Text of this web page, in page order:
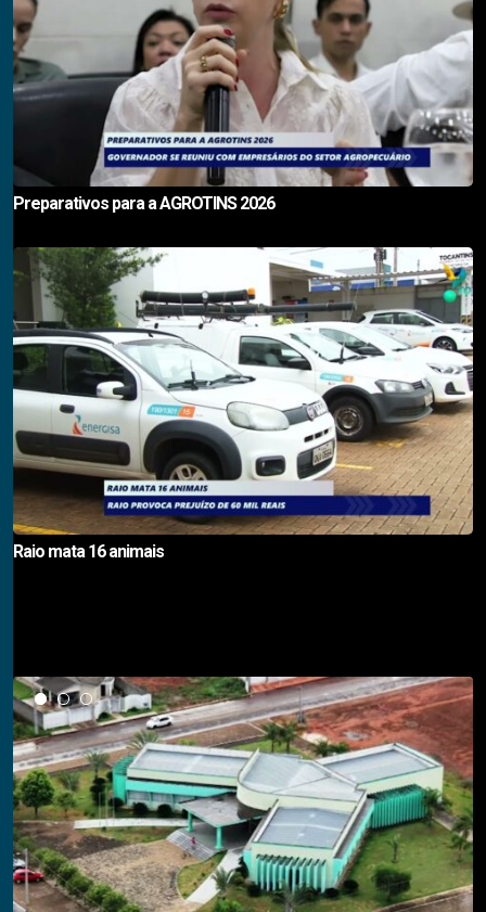
Preparativos para a AGROTINS 2026
Raio mata 16 animais